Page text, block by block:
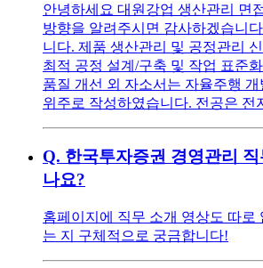
안녕하세요 대원강업 생산관리 면
방향을 알려주시면 감사하겠습니
니다. 제품 생산관리 및 공정관리
최적 공정 설계/구축 및 작업 표준
품질 개선 외 자소서는 자율주행
위주로 작성하였습니다. 전공은 전
Q. 한국투자증권 경영관리
나요?
홈페이지에 직무 소개 영상도 따로
는 지 구체적으로 궁금합니다!